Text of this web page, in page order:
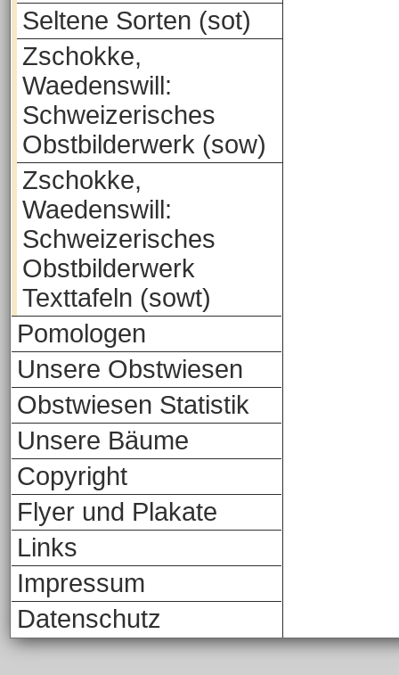
Seltene Sorten (sot)
Zschokke,
Waedenswill:
Schweizerisches
Obstbilderwerk (sow)
Zschokke,
Waedenswill:
Schweizerisches
Obstbilderwerk
Texttafeln (sowt)
Pomologen
Unsere Obstwiesen
Obstwiesen Statistik
Unsere Bäume
Copyright
Flyer und Plakate
Links
Impressum
Datenschutz